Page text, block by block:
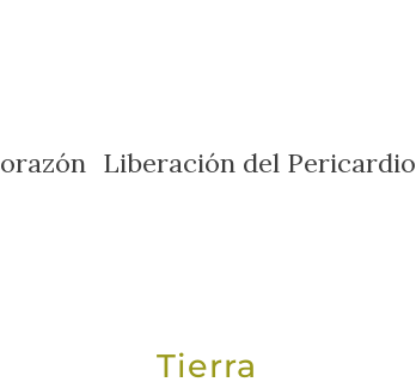
Liberación del Pericardio
Tierra